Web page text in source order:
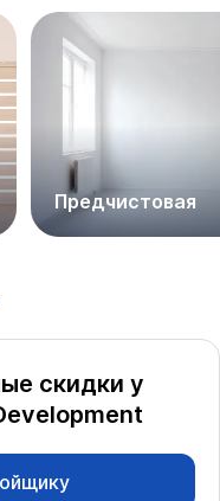
Предчистовая
скидки у